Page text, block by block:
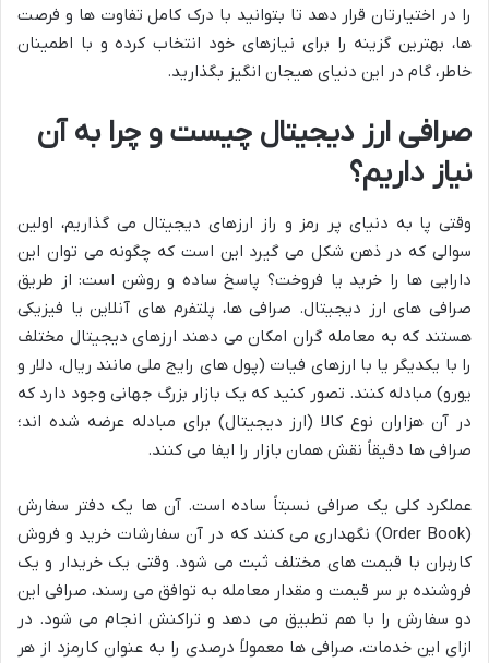
را در اختیارتان قرار دهد تا بتوانید با درک کامل تفاوت ها و فرصت
ها، بهترین گزینه را برای نیازهای خود انتخاب کرده و با اطمینان
خاطر، گام در این دنیای هیجان انگیز بگذارید.
صرافی ارز دیجیتال چیست و چرا به آن
نیاز داریم؟
وقتی پا به دنیای پر رمز و راز ارزهای دیجیتال می گذاریم، اولین
سوالی که در ذهن شکل می گیرد این است که چگونه می توان این
دارایی ها را خرید یا فروخت؟ پاسخ ساده و روشن است: از طریق
صرافی های ارز دیجیتال. صرافی ها، پلتفرم های آنلاین یا فیزیکی
هستند که به معامله گران امکان می دهند ارزهای دیجیتال مختلف
را با یکدیگر یا با ارزهای فیات (پول های رایج ملی مانند ریال، دلار و
یورو) مبادله کنند. تصور کنید که یک بازار بزرگ جهانی وجود دارد که
در آن هزاران نوع کالا (ارز دیجیتال) برای مبادله عرضه شده اند؛
صرافی ها دقیقاً نقش همان بازار را ایفا می کنند.
عملکرد کلی یک صرافی نسبتاً ساده است. آن ها یک دفتر سفارش
(Order Book) نگهداری می کنند که در آن سفارشات خرید و فروش
کاربران با قیمت های مختلف ثبت می شود. وقتی یک خریدار و یک
فروشنده بر سر قیمت و مقدار معامله به توافق می رسند، صرافی این
دو سفارش را با هم تطبیق می دهد و تراکنش انجام می شود. در
ازای این خدمات، صرافی ها معمولاً درصدی را به عنوان کارمزد از هر